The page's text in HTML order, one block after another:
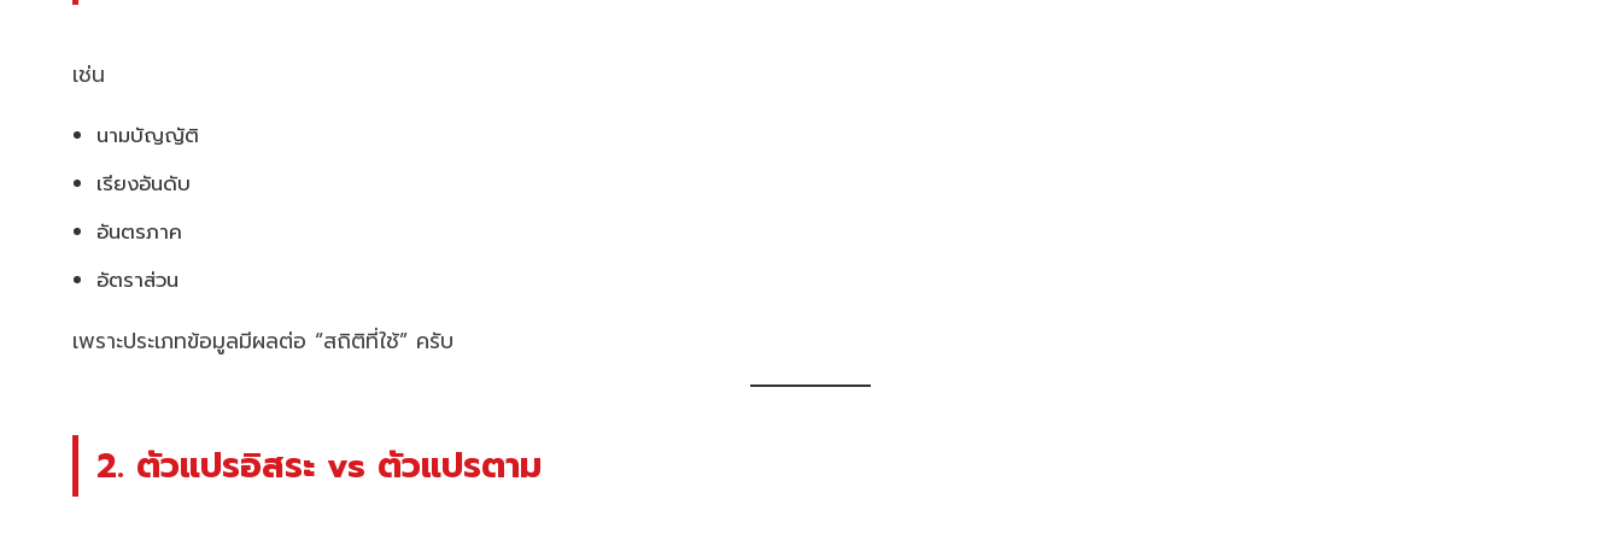
เช่น
นามบัญญัติ
เรียงอันดับ
อันตรภาค
อัตราส่วน
เพราะประเภทข้อมูลมีผลต่อ “สถิติที่ใช้” ครับ
2. ตัวแปรอิสระ vs ตัวแปรตาม